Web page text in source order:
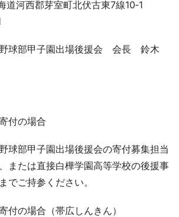
河西郡芽室町北伏古東7線10‐1
野球部甲子園出場後援会 会長 鈴木
付の場合
球部甲子園出場後援会の寄付募集担当
または直接白樺学園高等学校の後援事
でご持参ください。
付の場合（帯広しんきん）